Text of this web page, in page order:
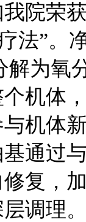
院荣
法”。
解为氧
机体
机体
通过
复，
调理